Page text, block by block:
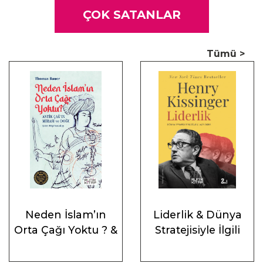
ÇOK SATANLAR
Tümü >
Neden İslam’ın
Orta Çağı Yoktu ? &
ve Doğu
Liderlik & Dünya
Stratejisiyle İlgili